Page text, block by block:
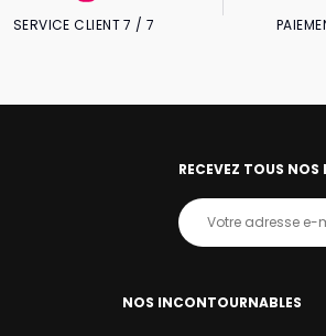
SERVICE CLIENT 7 / 7
RECEVEZ TOUS NOS
NOS INCONTOURNABLES